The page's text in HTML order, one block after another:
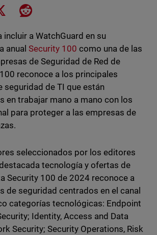
on Facebook
Share on XShare on Reddit
incluir a WatchGuard en su
anual Security 100 como una de las
de Seguridad de Red de
reconoce a los principales
seguridad de TI que están
en trabajar mano a mano con los
para proteger a las empresas de
seleccionados por los editores
tecnología y ofertas de
Security 100 de 2024 reconoce a
de seguridad centrados en el canal
categorías tecnológicas: Endpoint
Identity, Access and Data
Security; Security Operations, Risk